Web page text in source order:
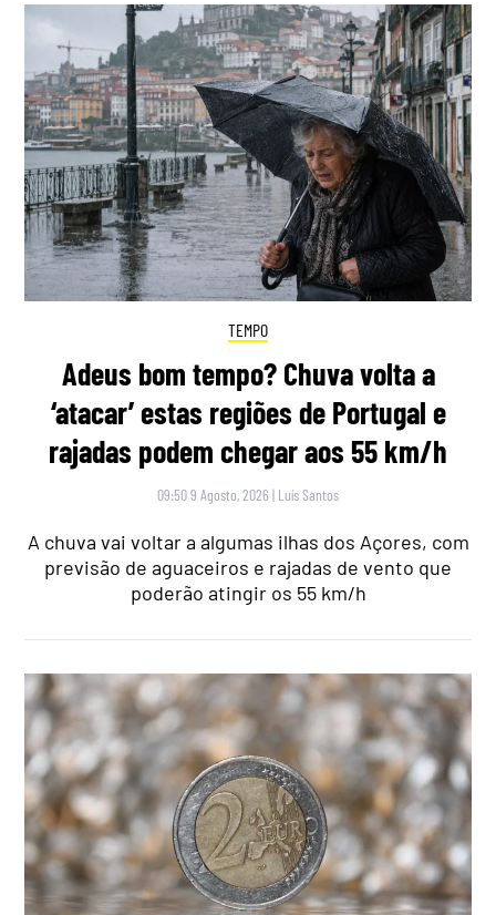
TEMPO
Adeus bom tempo? Chuva volta a
‘atacar’ estas regiões de Portugal e
rajadas podem chegar aos 55 km/h
09:50 9 Agosto, 2026 | Luís Santos
A chuva vai voltar a algumas ilhas dos Açores, com
previsão de aguaceiros e rajadas de vento que
poderão atingir os 55 km/h